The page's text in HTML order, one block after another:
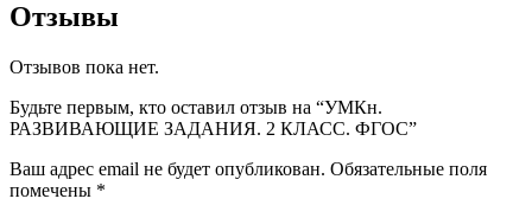
Отзывы
Отзывов пока нет.
Будьте первым, кто оставил отзыв на “УМКн.
РАЗВИВАЮЩИЕ ЗАДАНИЯ. 2 КЛАСС. ФГОС”
Ваш адрес email не будет опубликован. Обязательные поля
помечены *